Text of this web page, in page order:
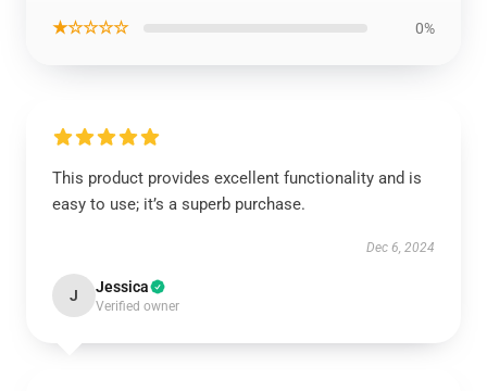
★☆☆☆☆ 0%
This product provides excellent functionality and is
easy to use; it’s a superb purchase.
Dec 6, 2024
J Jessica
Verified owner